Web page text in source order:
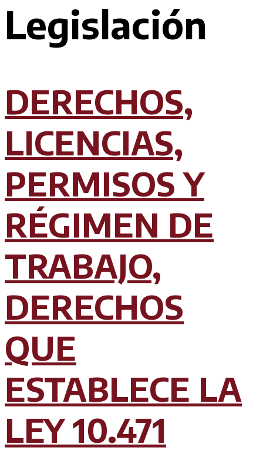
Legislación
DERECHOS,
LICENCIAS,
PERMISOS Y
RÉGIMEN DE
TRABAJO,
DERECHOS
QUE
ESTABLECE LA
LEY 10.471